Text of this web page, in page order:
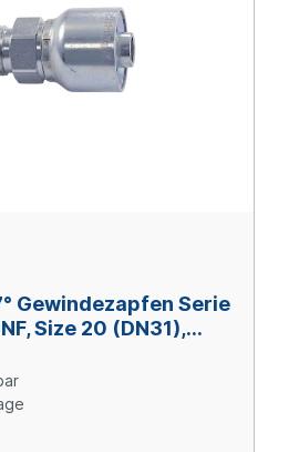
Gewindezapfen Serie
Size 20 (DN31),